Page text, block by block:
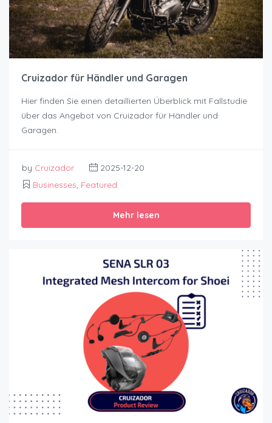
Cruizador für Händler und Garagen
Hier finden Sie einen detaillierten Überblick mit Fallstudie
über das Angebot von Cruizador für Händler und
Garagen.
by Cruizador
2025-12-20
Businesses, Featured
Mehr lesen